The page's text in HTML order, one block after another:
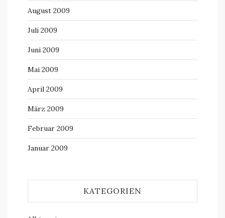
August 2009
Juli 2009
Juni 2009
Mai 2009
April 2009
März 2009
Februar 2009
Januar 2009
KATEGORIEN